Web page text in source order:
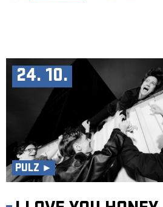
24. 10.
PULZ ►